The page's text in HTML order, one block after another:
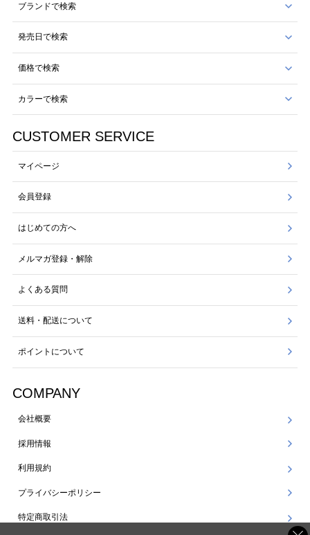
ブランドで検索
発売日で検索
価格で検索
カラーで検索
CUSTOMER SERVICE
マイページ
会員登録
はじめての方へ
メルマガ登録・解除
よくある質問
送料・配送について
ポイントについて
COMPANY
会社概要
採用情報
利用規約
プライバシーポリシー
特定商取引法